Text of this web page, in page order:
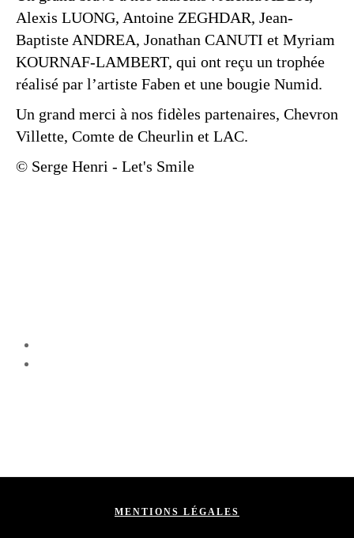
Alexis LUONG, Antoine ZEGHDAR, Jean-
Baptiste ANDREA, Jonathan CANUTI et Myriam
KOURNAF-LAMBERT, qui ont reçu un trophée
réalisé par l’artiste Faben et une bougie Numid.
Un grand merci à nos fidèles partenaires, Chevron
Villette, Comte de Cheurlin et LAC.
© Serge Henri - Let's Smile
MENTIONS LÉGALES